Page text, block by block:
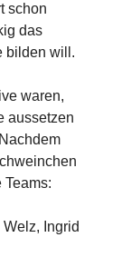
schon
das
bilden will.
waren,
aussetzen
Ingrid